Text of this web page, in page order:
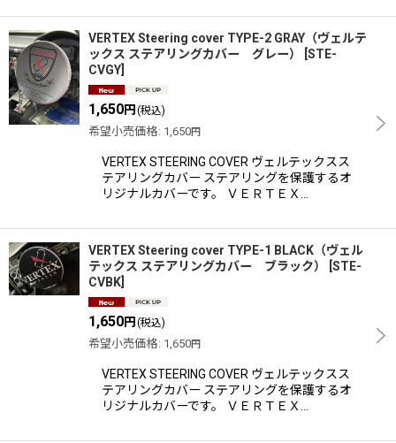
VERTEX Steering cover TYPE-2 GRAY（ヴェルテ
ックス ステアリングカバー グレー）
STE-
CVGY
1,650円 (税込)
希望小売価格: 1,650円
VERTEX STEERING COVER ヴェルテックスス
テアリングカバー ステアリングを保護するオ
リジナルカバーです。 ＶＥＲＴＥＸ…
VERTEX Steering cover TYPE-1 BLACK（ヴェル
テックス ステアリングカバー ブラック）
STE-
CVBK
1,650円 (税込)
希望小売価格: 1,650円
VERTEX STEERING COVER ヴェルテックスス
テアリングカバー ステアリングを保護するオ
リジナルカバーです。 ＶＥＲＴＥＸ…